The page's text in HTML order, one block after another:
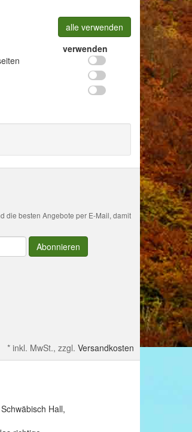
alle verwenden
verwenden
die besten Angebote per E-Mail, damit
Abonnieren
* inkl. MwSt., zzgl. Versandkosten
Hall,